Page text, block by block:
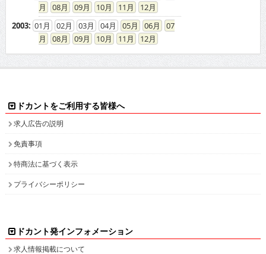
08
09 10 11
12
2003: 01 02 03 04 05 06
07
08
09 10 11 12
ドカントをご利用する皆様へ
求人広告の説明
免責事項
特商法に基づく表示
プライバシーポリシー
ドカント発インフォメーション
求人情報掲載について